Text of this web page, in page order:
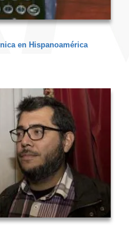
en Hispanoamérica